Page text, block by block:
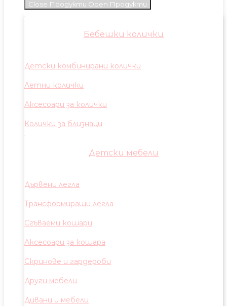
Close Продукти Open Продукти
Бебешки колички
Детски комбинирани колички
Летни колички
Аксесоари за колички
Колички за близнаци
Детски мебели
Дървени легла
Трансформиращи легла
Сгъваеми кошари
Аксесоари за кошара
Скринове и гардероби
Други мебели
Дивани и мебели